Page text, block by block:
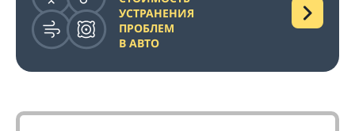
УСТРАНЕНИЯ
ПРОБЛЕМ
В АВТО